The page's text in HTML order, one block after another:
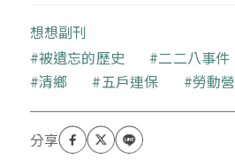
想想副刊
關鍵字
被遺忘的歷史 二二八事件
清鄉
五戶連保 勞動營